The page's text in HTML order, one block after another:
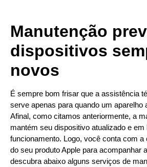
Manutenção
dispositivos
novos
É sempre bom frisar que a assistência
serve apenas para quando um aparelho
Afinal, como citamos anteriormente, a
mantém seu dispositivo atualizado e em
funcionamento. Logo, você conta com
do seu produto Apple para acompanhar
descubra abaixo alguns serviços de